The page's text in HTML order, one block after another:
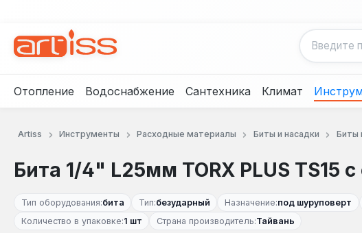
Отопление Водоснабжение Сантехника Климат
Artiss Инструменты Расходные материалы Биты и насадки Биты
Бита 1/4" L25мм TORX PLUS TS15 с
Тип оборудования:бита Тип:безударный Назначение:под шуруповерт
Количество в упаковке:1 шт Страна производитель:Тайвань